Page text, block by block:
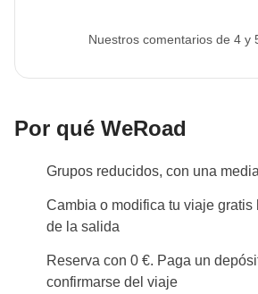
Nuestros comentarios de 4 y
Por qué WeRoad
Grupos reducidos, con una
Cambia o modifica tu viaje gratis
de la salida
Reserva con 0 €. Paga un
confirmarse del viaje